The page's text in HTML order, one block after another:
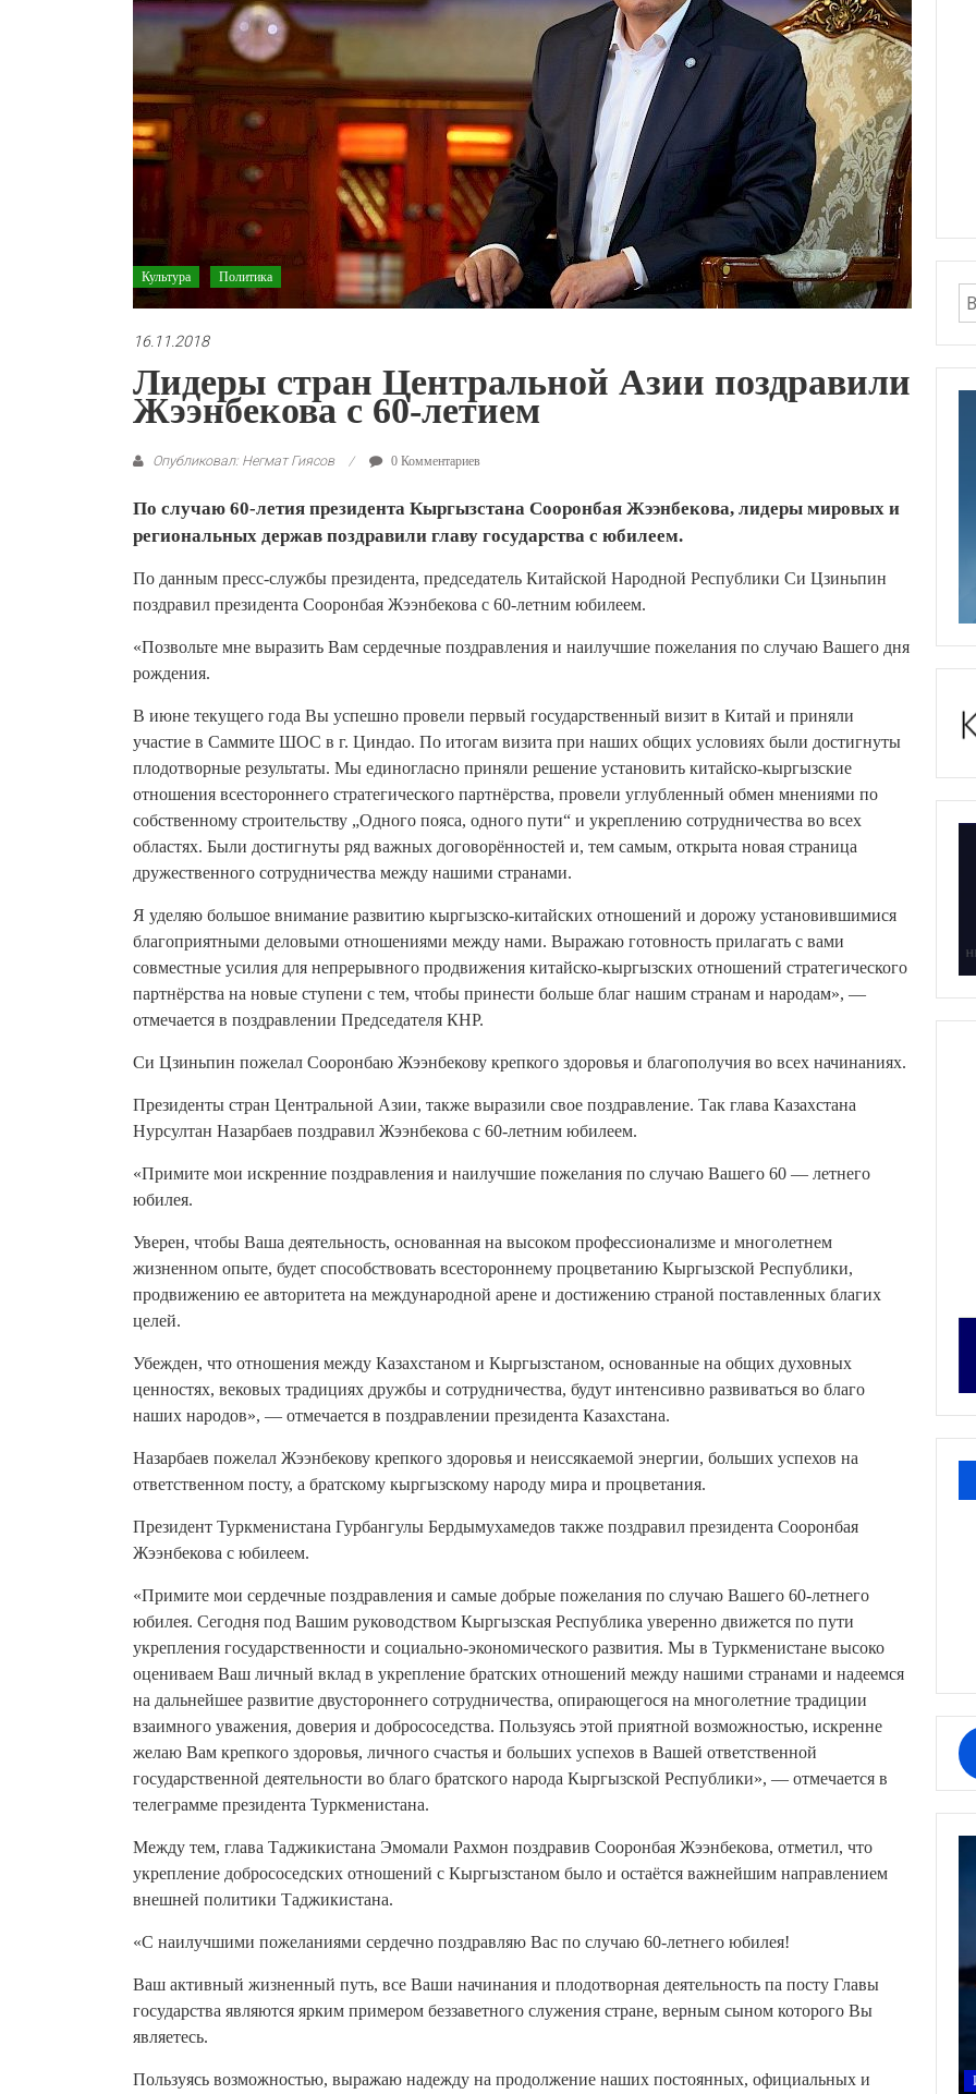
Культура Политика
16.11.2018
Лидеры стран Центральной Азии поздравили
Жээнбекова с 60-летием
Опубликовал: Негмат Гиясов 0 Комментариев
По случаю 60-летия президента Кыргызстана Сооронбая Жээнбекова, лидеры мировых и
региональных держав поздравили главу государства с юбилеем.
По данным пресс-службы президента, председатель Китайской Народной Республики Си Цзиньпин
поздравил президента Сооронбая Жээнбекова с 60-летним юбилеем.
«Позвольте мне выразить Вам сердечные поздравления и наилучшие пожелания по случаю Вашего дня
рождения.
В июне текущего года Вы успешно провели первый государственный визит в Китай и приняли
участие в Саммите ШОС в г. Циндао. По итогам визита при наших общих условиях были достигнуты
плодотворные результаты. Мы единогласно приняли решение установить китайско-кыргызские
отношения всестороннего стратегического партнёрства, провели углубленный обмен мнениями по
собственному строительству „Одного пояса, одного пути“ и укреплению сотрудничества во всех
областях. Были достигнуты ряд важных договорённостей и, тем самым, открыта новая страница
дружественного сотрудничества между нашими странами.
Я уделяю большое внимание развитию кыргызско-китайских отношений и дорожу установившимися
благоприятными деловыми отношениями между нами. Выражаю готовность прилагать с вами
совместные усилия для непрерывного продвижения китайско-кыргызских отношений стратегического
партнёрства на новые ступени с тем, чтобы принести больше благ нашим странам и народам», —
отмечается в поздравлении Председателя КНР.
Си Цзиньпин пожелал Сооронбаю Жээнбекову крепкого здоровья и благополучия во всех начинаниях.
Президенты стран Центральной Азии, также выразили свое поздравление. Так глава Казахстана
Нурсултан Назарбаев поздравил Жээнбекова с 60-летним юбилеем.
«Примите мои искренние поздравления и наилучшие пожелания по случаю Вашего 60 — летнего
юбилея.
Уверен, чтобы Ваша деятельность, основанная на высоком профессионализме и многолетнем
жизненном опыте, будет способствовать всестороннему процветанию Кыргызской Республики,
продвижению ее авторитета на международной арене и достижению страной поставленных благих
целей.
Убежден, что отношения между Казахстаном и Кыргызстаном, основанные на общих духовных
ценностях, вековых традициях дружбы и сотрудничества, будут интенсивно развиваться во благо
наших народов», — отмечается в поздравлении президента Казахстана.
Назарбаев пожелал Жээнбекову крепкого здоровья и неиссякаемой энергии, больших успехов на
ответственном посту, а братскому кыргызскому народу мира и процветания.
Президент Туркменистана Гурбангулы Бердымухамедов также поздравил президента Сооронбая
Жээнбекова с юбилеем.
«Примите мои сердечные поздравления и самые добрые пожелания по случаю Вашего 60-летнего
юбилея. Сегодня под Вашим руководством Кыргызская Республика уверенно движется по пути
укрепления государственности и социально-экономического развития. Мы в Туркменистане высоко
оцениваем Ваш личный вклад в укрепление братских отношений между нашими странами и надеемся
на дальнейшее развитие двустороннего сотрудничества, опирающегося на многолетние традиции
взаимного уважения, доверия и добрососедства. Пользуясь этой приятной возможностью, искренне
желаю Вам крепкого здоровья, личного счастья и больших успехов в Вашей ответственной
государственной деятельности во благо братского народа Кыргызской Республики», — отмечается в
телеграмме президента Туркменистана.
Между тем, глава Таджикистана Эмомали Рахмон поздравив Сооронбая Жээнбекова, отметил, что
укрепление добрососедских отношений с Кыргызстаном было и остаётся важнейшим направлением
внешней политики Таджикистана.
«С наилучшими пожеланиями сердечно поздравляю Вас по случаю 60-летнего юбилея!
Ваш активный жизненный путь, все Ваши начинания и плодотворная деятельность па посту Главы
государства являются ярким примером беззаветного служения стране, верным сыном которого Вы
являетесь.
Пользуясь возможностью, выражаю надежду на продолжение наших постоянных, официальных и